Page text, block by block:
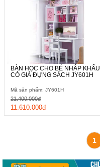
BÀN HỌC CHO BÉ NHẬP KHẨU
CÓ GIÁ ĐỰNG SÁCH JY601H
Mã sản phẩm: JY601H
11.610.000đ
21.400.000đ
1